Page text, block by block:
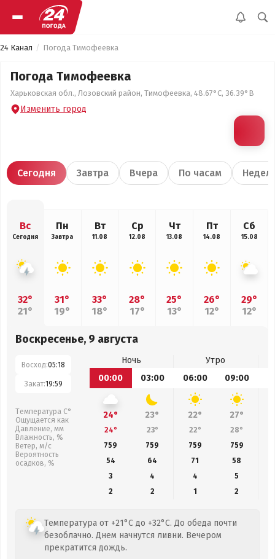
24 Канал Погода Тимофеевка
Погода Тимофеевка
Харьковская обл., Лозовский район, Тимофеевка, 48.67°С, 36.39°В
Изменить город
Сегодня Завтра Вчера По часам
Вс
Сегодня
32°
21°
Пн
Завтра
31°
19°
Вт
11.08
33°
18°
Ср
12.08
28°
17°
Чт
13.08
25°
13°
Пт
14.08
26°
12°
Сб
15.08
29°
12°
Воскресенье, 9 августа
Восход:05:18
Закат:19:59
Температура С°
Ощущается как
Давление, мм
Влажность, %
Ветер, м/с
Вероятность
осадков, %
Ночь
Утро
00:00
03:00 06:00 09:00
24° 23° 22° 27°
24° 23° 22° 28°
759
759 759 759
54
64 71 58
3
4 4
5
2
2 1 2
Температура от +21°C до +32°C. До обеда почти
безоблачно. Днем начнутся ливни. Вечером
прекратится дождь.